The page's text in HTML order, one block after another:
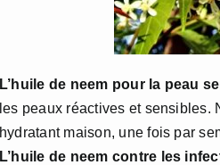
L’huile de neem pour la peau
les peaux réactives et sensibles.
hydratant maison, une fois par
L’huile de neem contre les